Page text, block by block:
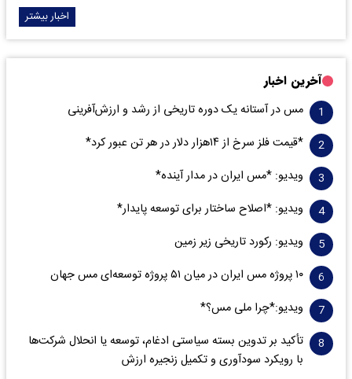
اخبار بیشتر
آخرین اخبار
مس در آستانه یک دوره تاریخی از رشد و ارزش‌آفرینی
*قیمت فلز سرخ از ۱۴هزار دلار در هر تن عبور کرد*
ویدیو: *مس ایران در مدار آینده*
ویدیو: *اصلاح ساختار برای توسعه پایدار*
ویدیو: رکورد تاریخی زیر زمین
۱۰ پروژه مس ایران در میان ۵۱ پروژه توسعه‌ای مس جهان
ویدیو:*چرا ملی مس؟*
تأکید بر تدوین بسته سیاستی ادغام، توسعه یا انحلال شرکت‌ها
با رویکرد سودآوری و تکمیل زنجیره ارزش